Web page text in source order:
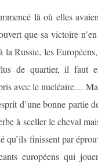
là où elles
que sa victoire
la Russie, les
de quartier, il faut
avec le nucléaire…
d’une bonne partie
à sceller le cheval
qu’ils finissent par
européens qui